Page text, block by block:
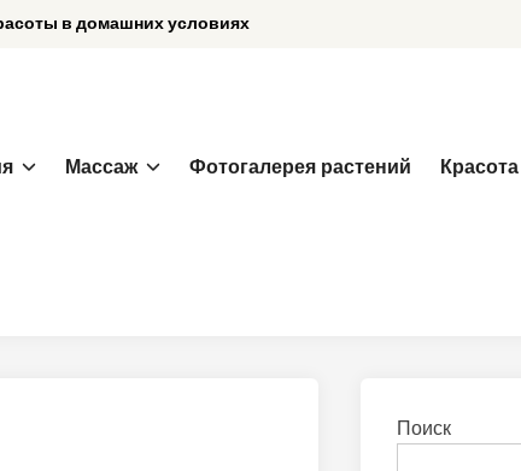
в домашних условиях
Массаж Фотогалерея растений Красота
Поиск